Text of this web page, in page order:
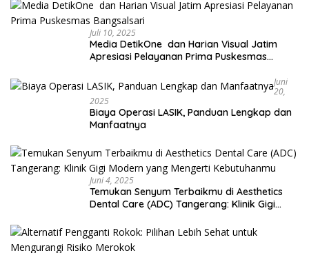
Juli 10, 2025
Media DetikOne dan Harian Visual Jatim
Apresiasi Pelayanan Prima Puskesmas
Juni
20,
2025
Biaya Operasi LASIK, Panduan Lengkap dan
Manfaatnya
Juni 4, 2025
Temukan Senyum Terbaikmu di Aesthetics
Dental Care (ADC) Tangerang: Klinik Gigi